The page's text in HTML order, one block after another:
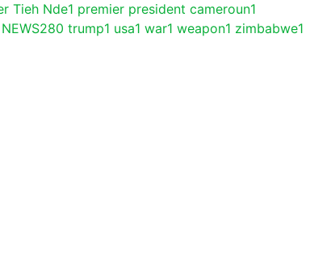
Tieh Nde1 premier president cameroun1
280 trump1 usa1 war1 weapon1 zimbabwe1